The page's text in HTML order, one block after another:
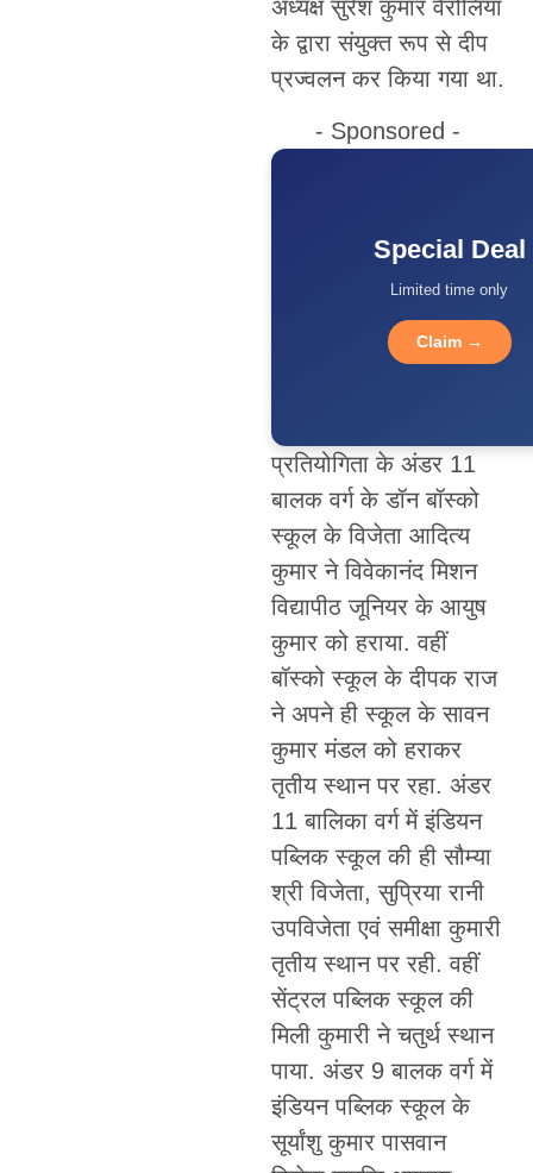
अध्यक्ष सुरेश कुमार वैरोलिया
के द्वारा संयुक्त रूप से दीप
प्रज्वलन कर किया गया था.
- Sponsored -
Special Deal
Limited time only
Claim →
प्रतियोगिता के अंडर 11
बालक वर्ग के डॉन बॉस्को
स्कूल के विजेता आदित्य
कुमार ने विवेकानंद मिशन
विद्यापीठ जूनियर के आयुष
कुमार को हराया. वहीं
बॉस्को स्कूल के दीपक राज
ने अपने ही स्कूल के सावन
कुमार मंडल को हराकर
तृतीय स्थान पर रहा. अंडर
11 बालिका वर्ग में इंडियन
पब्लिक स्कूल की ही सौम्या
श्री विजेता, सुप्रिया रानी
उपविजेता एवं समीक्षा कुमारी
तृतीय स्थान पर रही. वहीं
सेंट्रल पब्लिक स्कूल की
मिली कुमारी ने चतुर्थ स्थान
पाया. अंडर 9 बालक वर्ग में
इंडियन पब्लिक स्कूल के
सूर्यांशु कुमार पासवान